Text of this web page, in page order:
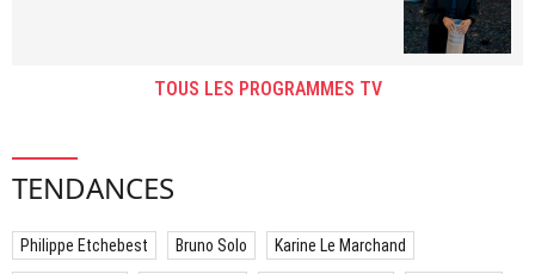
TOUS LES PROGRAMMES TV
TENDANCES
Philippe Etchebest Bruno Solo Karine Le Marchand